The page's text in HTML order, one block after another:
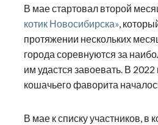
В мае стартовал второй
котик Новосибирска»,
протяжении нескольких
города соревнуются за
им удастся завоевать. В 2022
кошачьего фаворита
В мае к списку участников, в